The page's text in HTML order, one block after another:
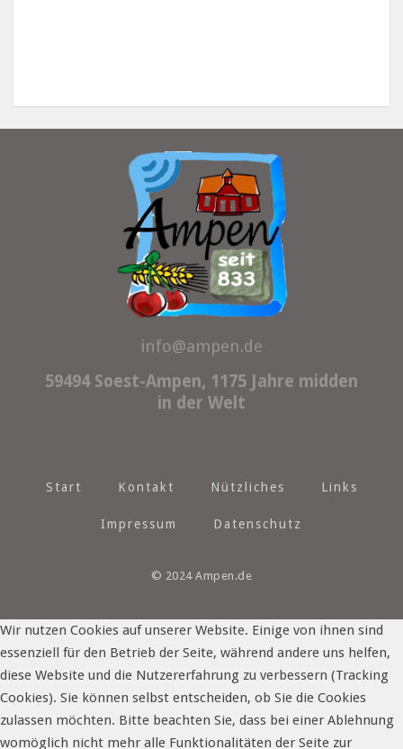
info@ampen.de
59494 Soest-Ampen, 1175 Jahre midden
in der Welt
Start Kontakt Nützliches Links
Impressum Datenschutz
© 2024 Ampen.de
Wir nutzen Cookies auf unserer Website. Einige von ihnen sind
essenziell für den Betrieb der Seite, während andere uns helfen,
diese Website und die Nutzererfahrung zu verbessern (Tracking
Cookies). Sie können selbst entscheiden, ob Sie die Cookies
zulassen möchten. Bitte beachten Sie, dass bei einer Ablehnung
womöglich nicht mehr alle Funktionalitäten der Seite zur